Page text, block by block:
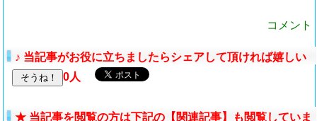
コメント
♪ 当記事がお役に立ちましたらシェアして頂ければ嬉しい
です。
0人
★ 当記事を閲覧の方は下記の【関連記事】も閲覧していま